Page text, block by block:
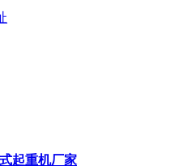
起重机厂家